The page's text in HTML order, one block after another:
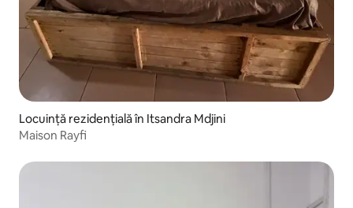
Locuință rezidențială în Itsandra Mdjini
Maison Rayfi